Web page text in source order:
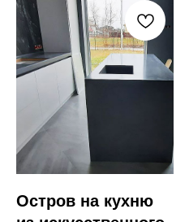
Остров на кухню